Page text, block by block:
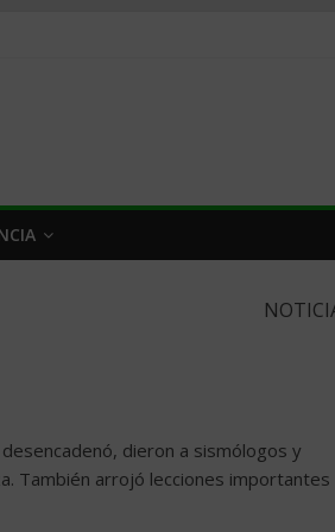
dieron a sismólogos y
También arrojó lecciones importantes